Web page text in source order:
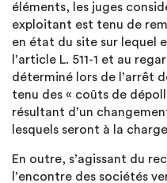
éléments, les juges
exploitant est tenu de
en état du site sur lequel
l’article L. 511-1 et au
déterminé lors de l’arrêt
tenu des « coûts de
résultant d’un
lesquels seront à la
En outre, s’agissant du
l’encontre des sociétés